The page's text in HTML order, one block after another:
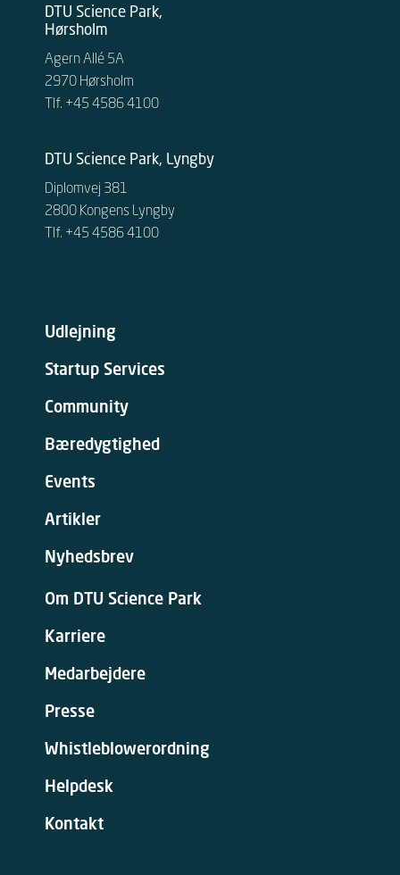
DTU Science Park,
Hørsholm
Agern Allé 5A
2970 Hørsholm
Tlf. +45 4586 4100
DTU Science Park, Lyngby
Diplomvej 381
2800 Kongens Lyngby
Tlf. +45 4586 4100
Udlejning
Startup Services
Community
Bæredygtighed
Events
Artikler
Nyhedsbrev
Om DTU Science Park
Karriere
Medarbejdere
Presse
Whistleblowerordning
Helpdesk
Kontakt